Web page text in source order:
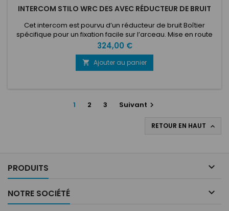
INTERCOM STILO WRC DES AVEC RÉDUCTEUR DE BRUIT
Cet intercom est pourvu d’un réducteur de bruit Boîtier
spécifique pour un fixation facile sur l’arceau. Mise en route
automatique dès connexion au casque, réglage individuel
du son. 9v ou 12v avec adaptateur, il fonctionne avec le
casque WRC,SR3,TROPHY PLUS et PELTOR avec adaptateur.
Prix
324,00 €
 Ajouter au panier
1 2 3 Suivant 
RETOUR EN HAUT 
PRODUITS 
NOTRE SOCIÉTÉ 